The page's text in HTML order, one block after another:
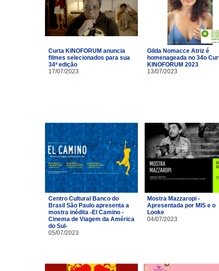
Curta KINOFORUM anuncia
filmes selecionados para sua
34ª edição
17/07/2023
Gilda Nomacce Atriz é
homenageada no 34o
KINOFORUM 2023
13/07/2023
Centro Cultural Banco do
Brasil São Paulo apresenta a
mostra inédita -El Camino -
Cinema de Viagem da América
do Sul-
05/07/2023
Mostra Mazzaropi -
Apresentada por MIS e o
Looke
04/07/2023